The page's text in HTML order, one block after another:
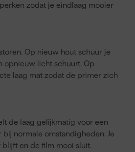
zodat je eindlaag mooier
Op nieuw hout schuur je
opnieuw licht schuurt. Op
laag mat zodat de primer zich
de laag gelijkmatig voor een
normale omstandigheden. Je
en de film mooi sluit.